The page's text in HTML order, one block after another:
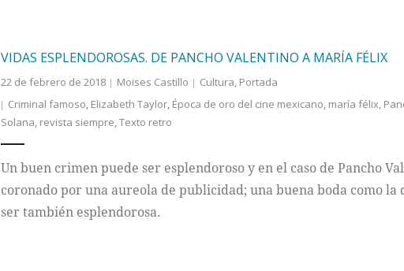
VIDAS ESPLENDOROSAS. DE PANCHO VALENTINO A MARÍA FÉLIX
22 de febrero de 2018 Moises Castillo Cultura, Portada
Criminal famoso, Elizabeth Taylor, Época de oro del cine mexicano, maría félix,
Solana, revista siempre,Texto retro
Un buen crimen puede ser esplendoroso y en el caso de Pancho
coronado por una aureola de publicidad; una buena boda como la
ser también esplendorosa.